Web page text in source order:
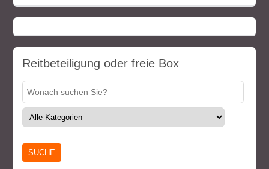
Reitbeteiligung oder freie Box